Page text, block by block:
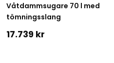
Våtdammsugare 70 l med
tömningsslang
17.739 kr